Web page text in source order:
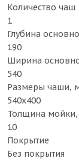
Количество чаш
1
Глубина
190
Ширина
540
Размеры чаши,
540х400
Толщина
10
Покрытие
Без покрытия